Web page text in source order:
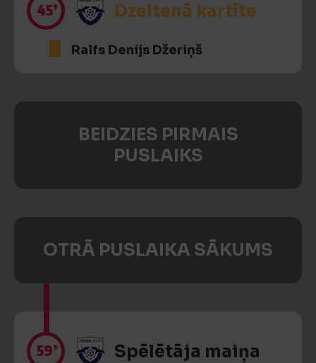
45’ Dzeltenā kartīte
Ralfs Denijs Džeriņš
BEIDZIES PIRMAIS
PUSLAIKS
OTRĀ PUSLAIKA SĀKUMS
59’ Spēlētāja maiņa